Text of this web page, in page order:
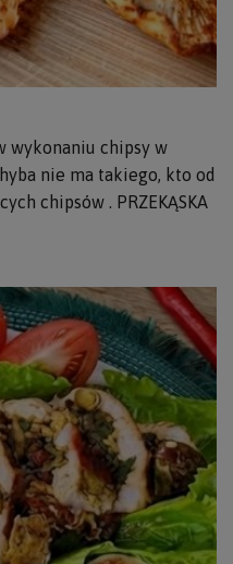
wykonaniu chipsy w
nie ma takiego, kto od
chipsów . PRZEKĄSKA